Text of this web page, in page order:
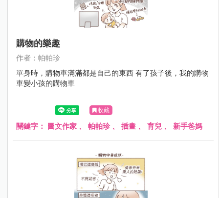
購物的樂趣
作者：帕帕珍
單身時，購物車滿滿都是自己的東西 有了孩子後，我的購物
車變小孩的購物車
收藏
關鍵字： 圖文作家 、 帕帕珍、 插畫 、 育兒 、 新手爸媽